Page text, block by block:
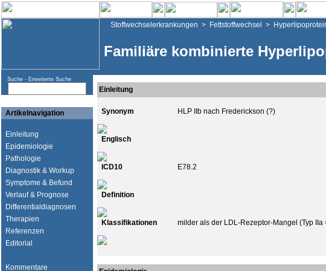
Stoffwechselerkrankungen > Fettstoffwechsel >
Familiäre kombinierte
Suche - Erweiterte Suche
Artikelnavigation
Einleitung
Epidemiologie
Pathologie
Diagnostik & Workup
Symptome & Befund
Verlauf & Prognose
Differentialdiagnosen
Therapien
Referenzen
Editorial
Kommentare
Einleitung
Synonym HLP IIb nach Frederickson (?)
Englisch
ICD10 E78.2
Definition
Klassifikationen milder als der LDL-Rezeptor-Mangel (Typ IIa